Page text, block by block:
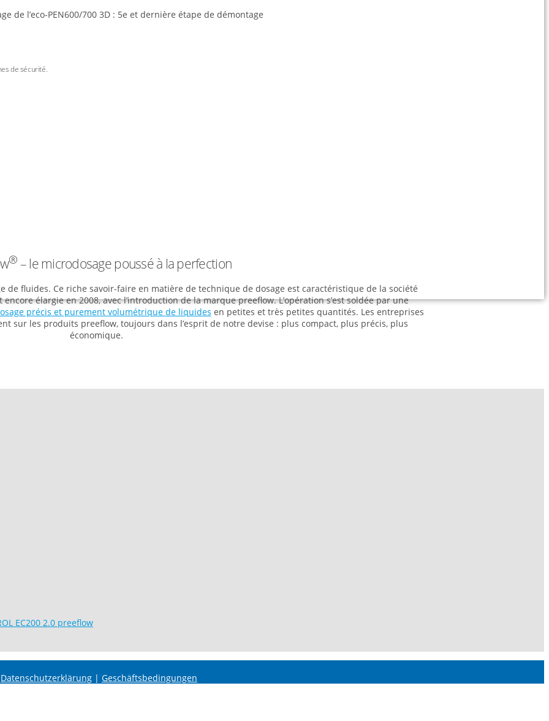
de l’eco-PEN600/700 3D : 5e et dernière étape de démontage
de sécurité.
® – le microdosage poussé à la perfection
de fluides. Ce riche savoir-faire en matière de technique de dosage est caractéristique de la société
élargie en 2008, avec l’introduction de la marque preeflow. L’opération s’est soldée par une
précis et purement volumétrique de liquides en petites et très petites quantités. Les entreprises
sur les produits preeflow, toujours dans l’esprit de notre devise : plus compact, plus précis, plus
économique.
EC200 2.0 preeflow
Datenschutzerklärung | Geschäftsbedingungen